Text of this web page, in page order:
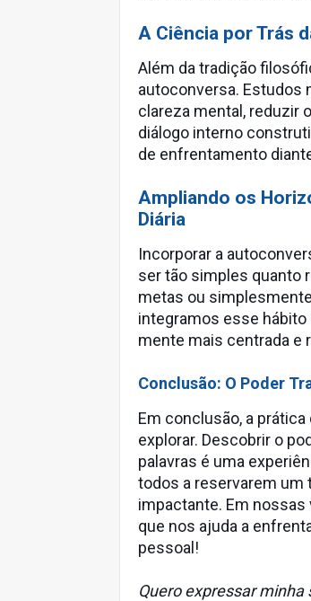
A Ciência por Trás
Além da tradição
autoconversa. Estudos
clareza mental, reduzir
diálogo interno
de enfrentamento
Ampliando os
Diária
Incorporar a
ser tão simples quanto
metas ou
integramos esse
mente mais centrada e
Conclusão: O Poder
Em conclusão, a
explorar. Descobrir o
palavras é uma
todos a reservarem um
impactante. Em nossas
que nos ajuda a
pessoal!
Quero expressar